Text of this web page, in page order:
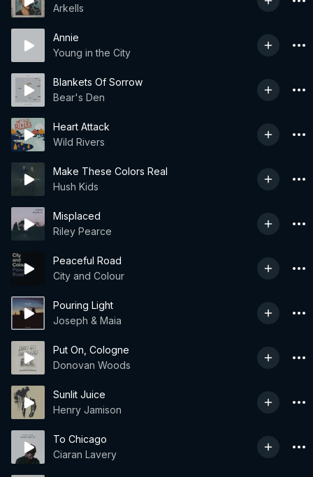
Arkells
Annie
Young in the City
Blankets Of Sorrow
Bear's Den
Heart Attack
Wild Rivers
Make These Colors Real
Hush Kids
Misplaced
Riley Pearce
Peaceful Road
City and Colour
Pouring Light
Joseph & Maia
Put On, Cologne
Donovan Woods
Sunlit Juice
Henry Jamison
To Chicago
Ciaran Lavery